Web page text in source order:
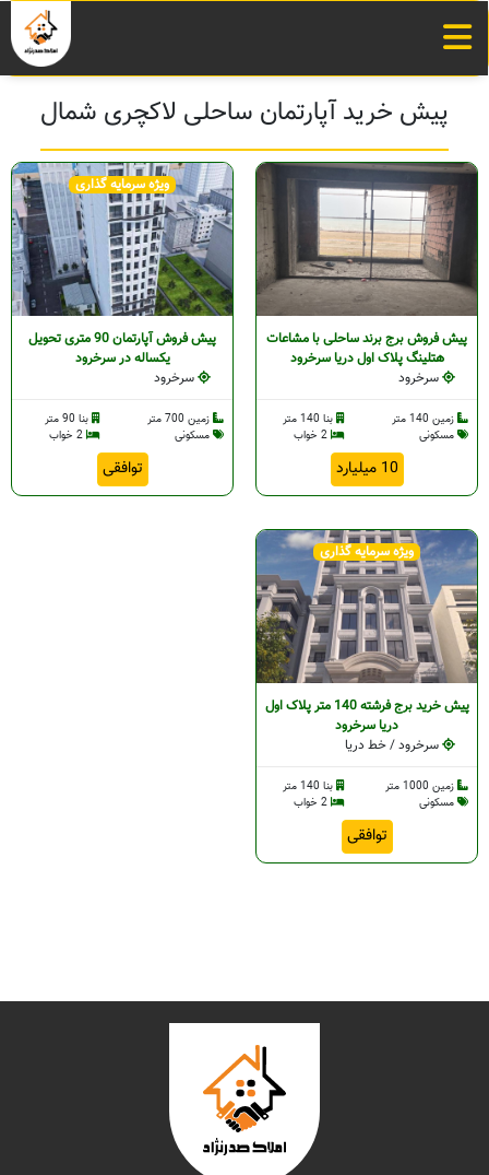
پیش خرید آپارتمان ساحلی لاکچری شمال
پیش فروش برج برند ساحلی با مشاعات
هتلینگ پلاک اول دریا سرخرود
سرخرود
زمین 140 متر
بنا 140 متر
مسکونی
10 میلیارد
ویژه سرمایه گذاری
پیش فروش آپارتمان 90 متری تحویل
یکساله در سرخرود
سرخرود
زمین 700 متر
بنا 90 متر
مسکونی
توافقی
ویژه سرمایه گذاری
پیش خرید برج فرشته 140 متر پلاک اول
دریا سرخرود
سرخرود / خط دریا
زمین 1000 متر
بنا 140 متر
مسکونی
توافقی